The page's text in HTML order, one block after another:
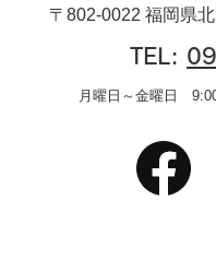
〒802-0022 福岡県
TEL:
月曜日～金曜日